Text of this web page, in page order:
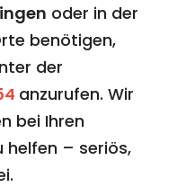
oder in der
benötigen,
der
anzurufen. Wir
bei Ihren
helfen – seriös,